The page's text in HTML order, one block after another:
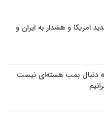
امريکا و هشدار به ايران و
دنبال بمب هسته‌اى نيست